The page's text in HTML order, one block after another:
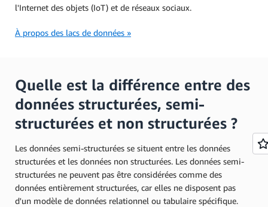
l'Internet des objets (IoT) et de réseaux sociaux.
À propos des lacs de données »
Quelle est la différence entre des
données structurées, semi-
structurées et non structurées ?
Les données semi-structurées se situent entre les données
structurées et les données non structurées. Les données semi-
structurées ne peuvent pas être considérées comme des
données entièrement structurées, car elles ne disposent pas
d'un modèle de données relationnel ou tabulaire spécifique.